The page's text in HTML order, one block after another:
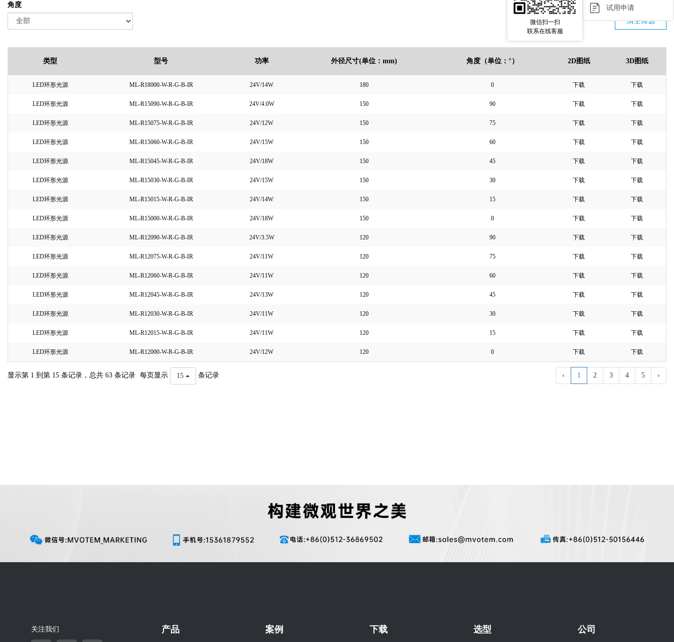
角度
清空筛选
类型 型号 功率 外径尺寸(单位：mm) 角度（单位：°） 2D图纸 3D图纸
LED环形光源 ML-R18000-W-R-G-B-IR 24V/14W 180 0 下载 下载
LED环形光源 ML-R15090-W-R-G-B-IR 24V/4.0W 150 90 下载 下载
LED环形光源 ML-R15075-W-R-G-B-IR 24V/12W 150 75 下载 下载
LED环形光源 ML-R15060-W-R-G-B-IR 24V/15W 150 60 下载 下载
LED环形光源 ML-R15045-W-R-G-B-IR 24V/18W 150 45 下载 下载
LED环形光源 ML-R15030-W-R-G-B-IR 24V/15W 150 30 下载 下载
LED环形光源 ML-R15015-W-R-G-B-IR 24V/14W 150 15 下载 下载
LED环形光源 ML-R15000-W-R-G-B-IR 24V/18W 150 0 下载 下载
LED环形光源 ML-R12090-W-R-G-B-IR 24V/3.5W 120 90 下载 下载
LED环形光源 ML-R12075-W-R-G-B-IR 24V/11W 120 75 下载 下载
LED环形光源 ML-R12060-W-R-G-B-IR 24V/11W 120 60 下载 下载
LED环形光源 ML-R12045-W-R-G-B-IR 24V/13W 120 45 下载 下载
LED环形光源 ML-R12030-W-R-G-B-IR 24V/11W 120 30 下载 下载
LED环形光源 ML-R12015-W-R-G-B-IR 24V/11W 120 15 下载 下载
LED环形光源 ML-R12000-W-R-G-B-IR 24V/12W 120 0 下载 下载
显示第 1 到第 15 条记录，总共 63 条记录 每页显示 15 条记录 ‹ 1 2 3 4 5 ›
关注我们 产品 案例 下载 选型 公司
微信扫一扫
联系在线客服
试用申请